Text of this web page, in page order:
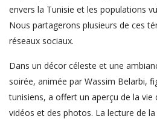
envers la Tunisie et les populations
Nous partagerons plusieurs de ces
réseaux sociaux.
Dans un décor céleste et une
soirée, animée par Wassim Belarbi,
tunisiens, a offert un aperçu de la vie
vidéos et des photos. La lecture de